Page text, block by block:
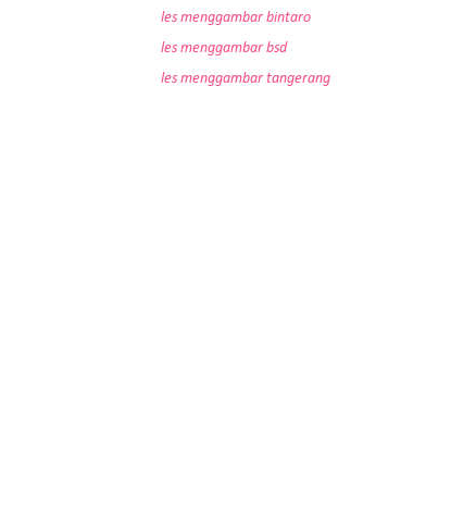
les menggambar bintaro
les menggambar bsd
les menggambar tangerang